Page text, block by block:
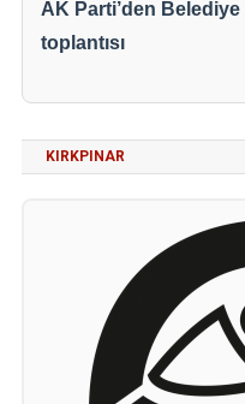
AK Parti’den
toplantısı
KIRKPINAR